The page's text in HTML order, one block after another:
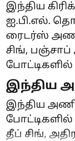
இந்திய
ஐ.பி.எல்.
ரைடர்ஸ்
சிங்,
போட்டிகளில்
இந்திய
இந்திய
தீப் சிங்,